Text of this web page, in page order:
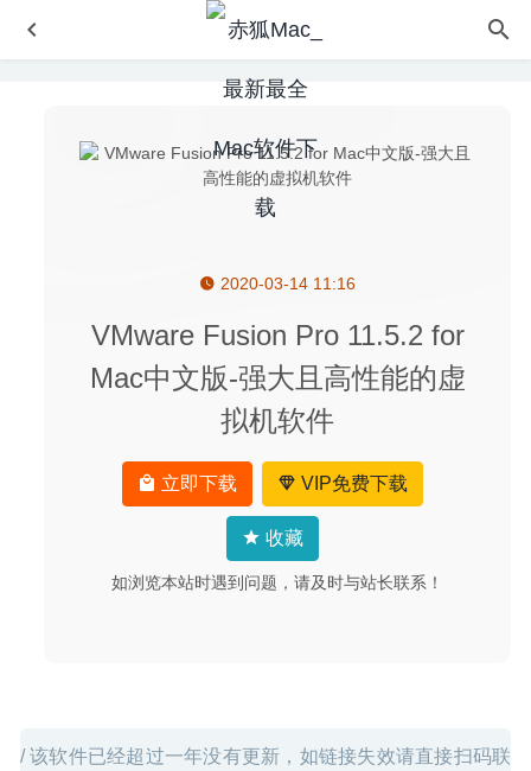
2020-03-14 11:16
VMware Fusion Pro 11.5.2 for
Mac中文版-强大且高性能的虚
拟机软件
立即下载 VIP免费下载
收藏
如浏览本站时遇到问题，请及时与站长联系！
/ 该软件已经超过一年没有更新，如链接失效请直接扫码联
Anytrans for Android 7.3.0(20200320) for Mac- Android(安
三国志汉末霸业 1.0.0.3412 中文版-正统三国回合制的SLG
2023-03-17
Mediahuman Youtube Downloader 3.9.9.41 – 非常方便的
Permute 3.5 中文版-音视频格式转换工具 2020-07-23
MacClean360 4.8 – 简单安全的MacOS清理软件